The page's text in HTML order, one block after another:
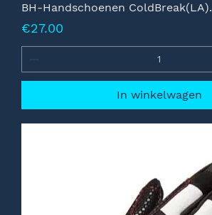
BH-Handschoenen ColdBreak(LA).
Prijs
€27.00
In winkelwagen